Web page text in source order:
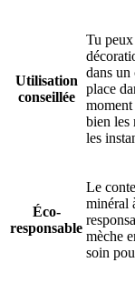
Utilisation
conseillée
Tu
dans un
place
bien les
les
Éco-
responsable
Le
minéral
mèche
soin